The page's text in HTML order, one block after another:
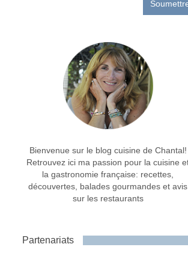
Bienvenue sur le blog cuisine de Chantal!
Retrouvez ici ma passion pour la cuisine
la gastronomie française: recettes,
découvertes, balades gourmandes et avis
sur les restaurants
Partenariats